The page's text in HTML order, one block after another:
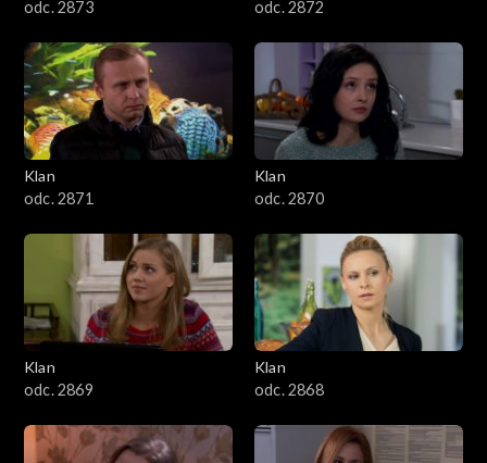
odc. 2873 odc. 2872
Klan
odc. 2871
Klan
odc. 2870
Klan
odc. 2869
Klan
odc. 2868